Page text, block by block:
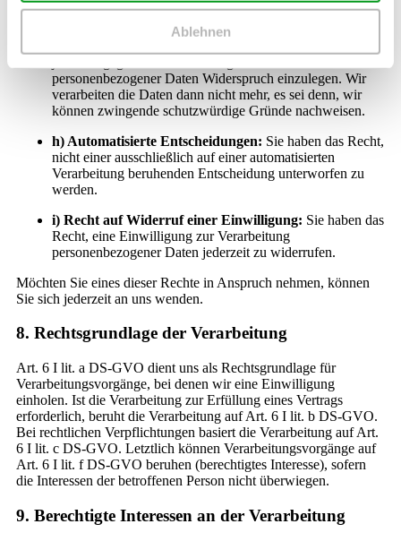
Ablehnen
Verantwortlichen zu übermitteln.
personenbezogener Daten Widerspruch einzulegen. Wir
verarbeiten die Daten dann nicht mehr, es sei denn, wir
können zwingende schutzwürdige Gründe nachweisen.
h) Automatisierte Entscheidungen: Sie haben das Recht,
nicht einer ausschließlich auf einer automatisierten
Verarbeitung beruhenden Entscheidung unterworfen zu
werden.
i) Recht auf Widerruf einer Einwilligung: Sie haben das
Recht, eine Einwilligung zur Verarbeitung
personenbezogener Daten jederzeit zu widerrufen.
Möchten Sie eines dieser Rechte in Anspruch nehmen, können
Sie sich jederzeit an uns wenden.
8. Rechtsgrundlage der Verarbeitung
Art. 6 I lit. a DS-GVO dient uns als Rechtsgrundlage für
Verarbeitungsvorgänge, bei denen wir eine Einwilligung
einholen. Ist die Verarbeitung zur Erfüllung eines Vertrags
erforderlich, beruht die Verarbeitung auf Art. 6 I lit. b DS-GVO.
Bei rechtlichen Verpflichtungen basiert die Verarbeitung auf Art.
6 I lit. c DS-GVO. Letztlich können Verarbeitungsvorgänge auf
Art. 6 I lit. f DS-GVO beruhen (berechtigtes Interesse), sofern
die Interessen der betroffenen Person nicht überwiegen.
9. Berechtigte Interessen an der Verarbeitung